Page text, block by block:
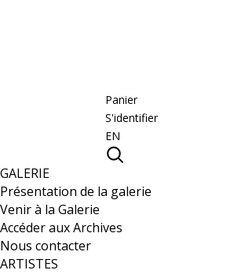
Panier
S'identifier
EN
GALERIE
Présentation de la galerie
Venir à la Galerie
Accéder aux Archives
Nous contacter
ARTISTES